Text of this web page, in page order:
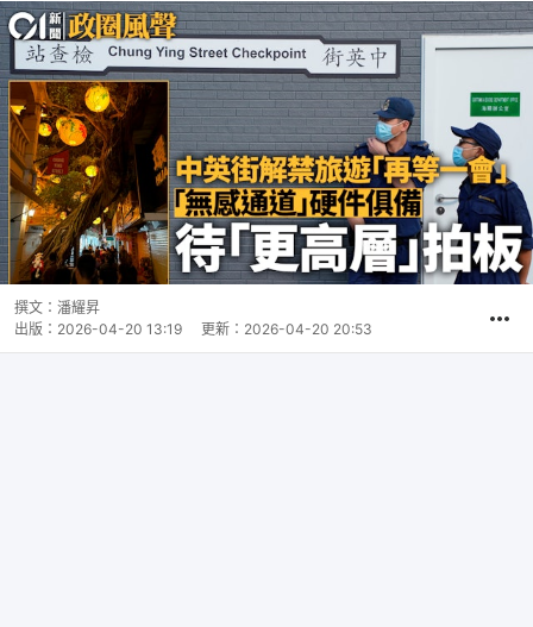
撰文： 潘耀昇
出版： 2026-04-20 13:19 更新： 2026-04-20 20:53